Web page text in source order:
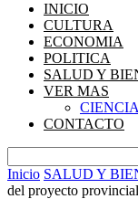
INICIO
CULTURA
ECONOMIA
POLITICA
SALUD Y
VER MAS
CONTACTO
Inicio SALUD Y
del proyecto